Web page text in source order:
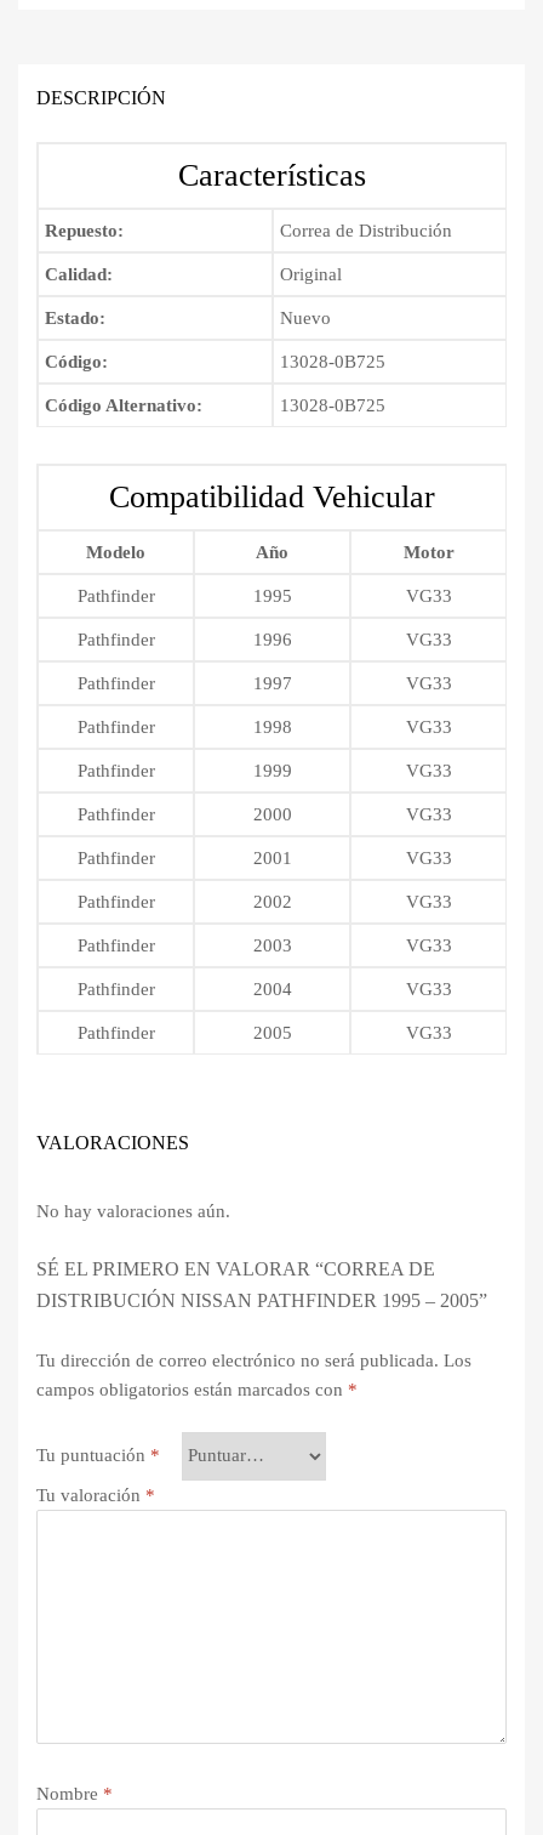
Bs.500.00.Bs.455.00.
1995
DESCRIPCIÓN
Características
Repuesto: Correa de Distribución
Calidad: Original
Estado: Nuevo
Código: 13028-0B725
Código Alternativo: 13028-0B725
Compatibilidad Vehicular
Modelo Año Motor
Pathfinder 1995 VG33
Pathfinder 1996 VG33
Pathfinder 1997 VG33
Pathfinder 1998 VG33
Pathfinder 1999 VG33
Pathfinder 2000 VG33
Pathfinder 2001 VG33
Pathfinder 2002 VG33
Pathfinder 2003 VG33
Pathfinder 2004 VG33
Pathfinder 2005 VG33
VALORACIONES
No hay valoraciones aún.
SÉ EL PRIMERO EN VALORAR “CORREA DE
DISTRIBUCIÓN NISSAN PATHFINDER 1995 – 2005”
Tu dirección de correo electrónico no será publicada. Los
campos obligatorios están marcados con *
Tu puntuación *
Tu valoración *
Nombre *